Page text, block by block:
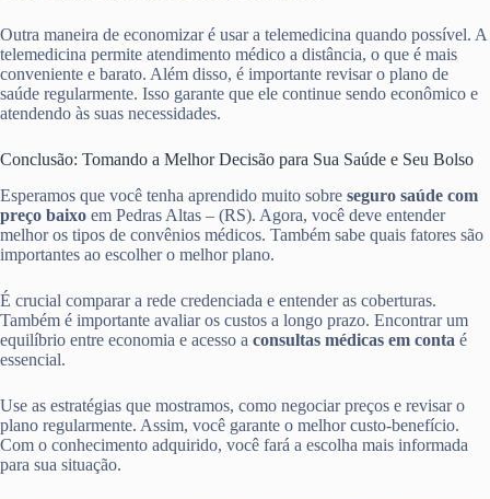
Outra maneira de economizar é usar a telemedicina quando possível. A
telemedicina permite atendimento médico a distância, o que é mais
conveniente e barato. Além disso, é importante revisar o plano de
saúde regularmente. Isso garante que ele continue sendo econômico e
atendendo às suas necessidades.
Conclusão: Tomando a Melhor Decisão para Sua Saúde e Seu Bolso
Esperamos que você tenha aprendido muito sobre seguro saúde com
preço baixo em Pedras Altas – (RS). Agora, você deve entender
melhor os tipos de convênios médicos. Também sabe quais fatores são
importantes ao escolher o melhor plano.
É crucial comparar a rede credenciada e entender as coberturas.
Também é importante avaliar os custos a longo prazo. Encontrar um
equilíbrio entre economia e acesso a consultas médicas em conta é
essencial.
Use as estratégias que mostramos, como negociar preços e revisar o
plano regularmente. Assim, você garante o melhor custo-benefício.
Com o conhecimento adquirido, você fará a escolha mais informada
para sua situação.